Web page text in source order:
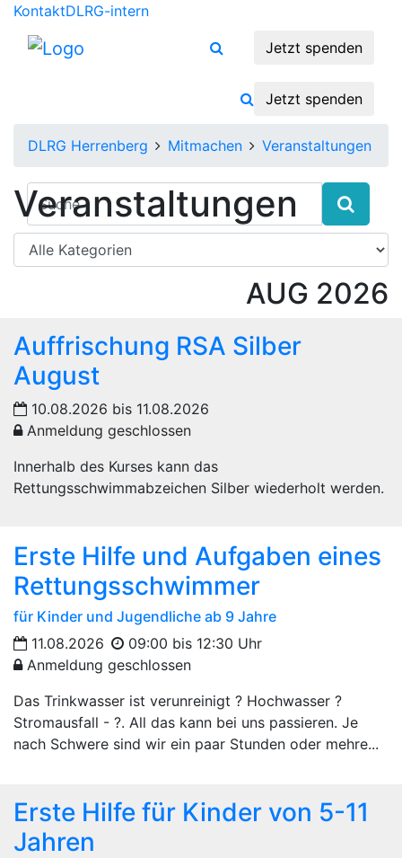
KontaktDLRG-intern
Jetzt spenden
Jetzt spenden
DLRG Herrenberg Mitmachen Veranstaltungen
Veranstaltungen
AUG 2026
Auffrischung RSA Silber
August
10.08.2026 bis 11.08.2026
Anmeldung geschlossen
Innerhalb des Kurses kann das
Rettungsschwimmabzeichen Silber wiederholt werden.
Erste Hilfe und Aufgaben eines
Rettungsschwimmer
für Kinder und Jugendliche ab 9 Jahre
11.08.2026
09:00 bis 12:30 Uhr
Anmeldung geschlossen
Das Trinkwasser ist verunreinigt ? Hochwasser ?
Stromausfall - ?. All das kann bei uns passieren. Je
nach Schwere sind wir ein paar Stunden oder mehre...
Erste Hilfe für Kinder von 5-11
Jahren